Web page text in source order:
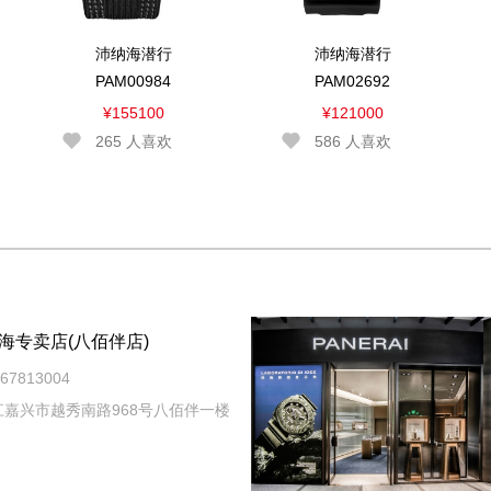
沛纳海潜行
PAM00984
¥155100
265 人喜欢
沛纳海潜行
PAM02692
¥121000
586 人喜欢
专卖店(八佰伴店)
兴市越秀南路968号八佰伴一楼